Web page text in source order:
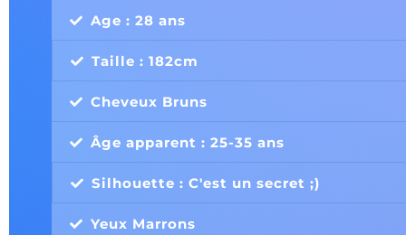
Age : 28 ans
Taille : 182cm
Cheveux Bruns
Âge apparent : 25-35 ans
Silhouette : C'est un secret ;)
Yeux Marrons